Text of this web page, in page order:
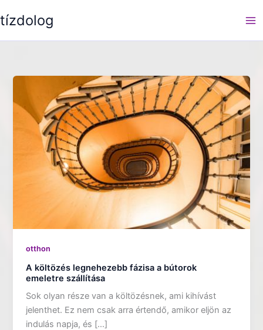
to
tízdolog
otthon
A költözés legnehezebb fázisa a bútorok
emeletre szállítása
Sok olyan része van a költözésnek, ami kihívást
jelenthet. Ez nem csak arra értendő, amikor eljön az
indulás napja, és […]